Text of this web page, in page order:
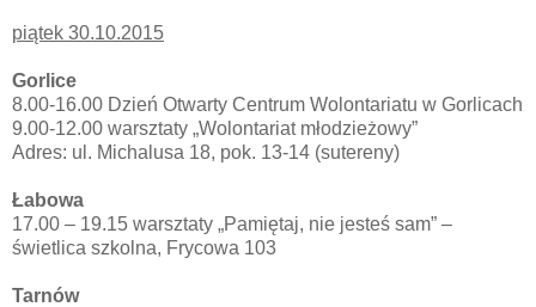
piątek 30.10.2015
Gorlice
8.00-16.00 Dzień Otwarty Centrum Wolontariatu w Gorlicach
9.00-12.00 warsztaty „Wolontariat młodzieżowy”
Adres: ul. Michalusa 18, pok. 13-14 (sutereny)
Łabowa
17.00 – 19.15 warsztaty „Pamiętaj, nie jesteś sam” –
świetlica szkolna, Frycowa 103
Tarnów